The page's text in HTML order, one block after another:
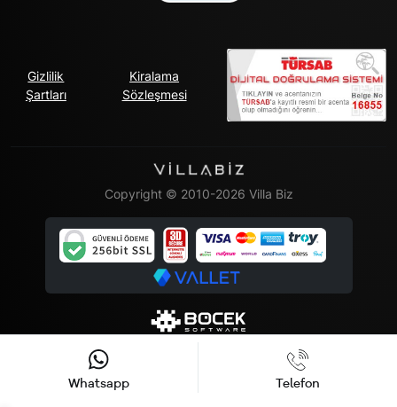
Gizlilik
Şartları
Kiralama
Sözleşmesi
Copyright © 2010-2026 Villa Biz
Whatsapp Telefon